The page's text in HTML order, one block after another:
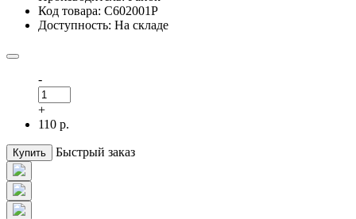
Код товара: С602001Р
Доступность: На складе
-
+
110 р.
Купить Быстрый заказ